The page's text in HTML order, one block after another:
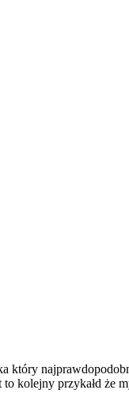
który
kolejny przykałd że